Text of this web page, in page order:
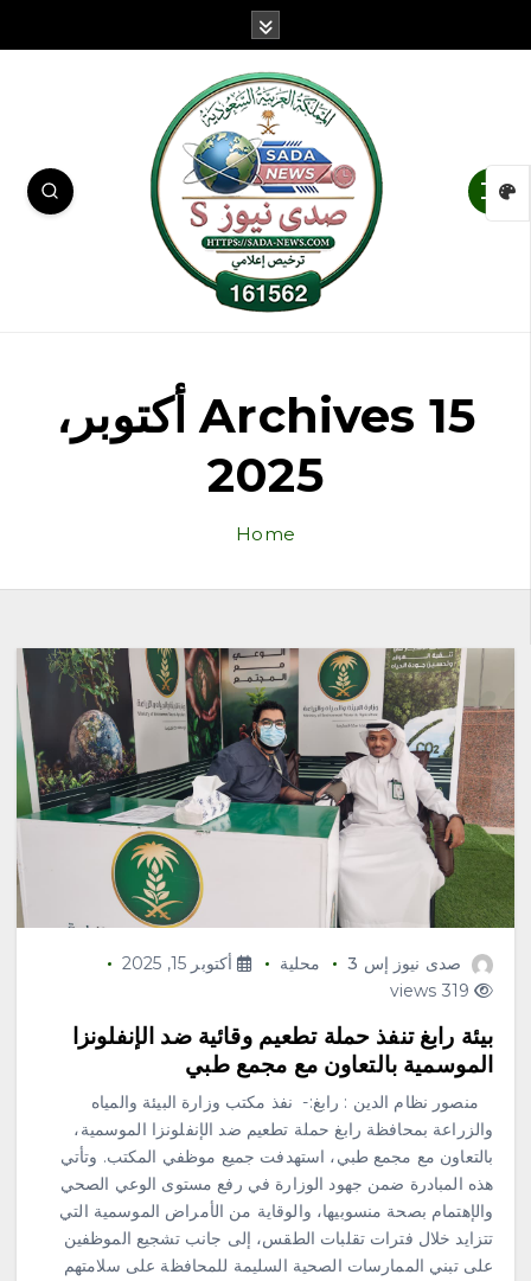
Archives 15 أكتوبر،
2025
Home
صدى نيوز إس 3 محلية
أكتوبر 15, 2025
319 views
بيئة رابغ تنفذ حملة تطعيم وقائية ضد الإنفلونزا
الموسمية بالتعاون مع مجمع طبي
‏ منصور نظام الدين : رابغ:- ‏ ‏نفذ مكتب وزارة البيئة والمياه
والزراعة بمحافظة رابغ حملة تطعيم ضد الإنفلونزا الموسمية،
بالتعاون مع مجمع طبي، استهدفت جميع موظفي المكتب. ‏وتأتي
هذه المبادرة ضمن جهود الوزارة في رفع مستوى الوعي الصحي
والإهتمام بصحة منسوبيها، والوقاية من الأمراض الموسمية التي
تتزايد خلال فترات تقلبات الطقس، إلى جانب تشجيع الموظفين
على تبني الممارسات الصحية السليمة للمحافظة على سلامتهم